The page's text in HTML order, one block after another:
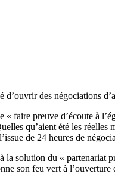
d’ouvrir des négociations
faire preuve d’écoute à
qu’aient été les
de 24 heures de
la solution du «
son feu vert à l’ouverture